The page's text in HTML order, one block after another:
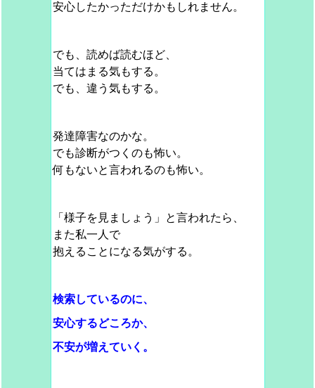
安心したかっただけかもしれません。
でも、読めば読むほど、
当てはまる気もする。
でも、違う気もする。
発達障害なのかな。
でも診断がつくのも怖い。
何もないと言われるのも怖い。
「様子を見ましょう」と言われたら、
また私一人で
抱えることになる気がする。
検索しているのに、
安心するどころか、
不安が増えていく。